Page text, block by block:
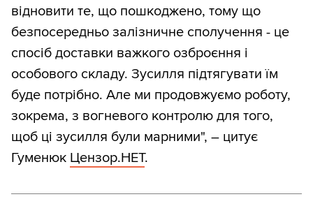
відновити те, що пошкоджено, тому що
безпосередньо залізничне сполучення - це
спосіб доставки важкого озброєння і
особового складу. Зусилля підтягувати їм
буде потрібно. Але ми продовжуємо роботу,
зокрема, з вогневого контролю для того,
щоб ці зусилля були марними", – цитує
Гуменюк Цензор.НЕТ.